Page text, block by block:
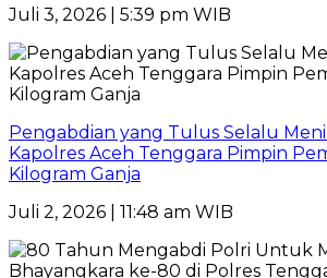
Juli 3, 2026 | 5:39 pm WIB
Pengabdian yang Tulus Selalu
Kapolres Aceh Tenggara Pimpin
Kilogram Ganja
Juli 2, 2026 | 11:48 am WIB